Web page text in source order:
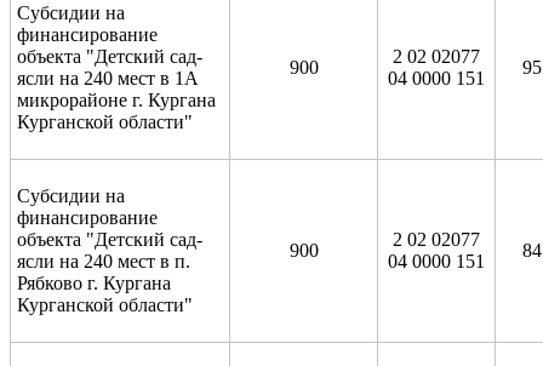
Субсидии на
финансирование
объекта "Детский сад-
ясли на 240 мест в 1А
микрорайоне г. Кургана
Курганской области"
900
2 02 02077
04 0000 151
Субсидии на
финансирование
объекта "Детский сад-
ясли на 240 мест в п.
Рябково г. Кургана
Курганской области"
900
2 02 02077
04 0000 151